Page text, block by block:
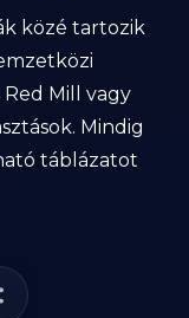
közé tartozik
Red Mill vagy
Mindig
táblázatot